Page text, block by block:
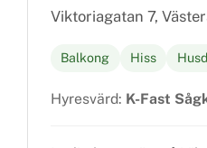
Viktoriagatan 7,
Balkong Hiss
Hyresvärd: K-Fast